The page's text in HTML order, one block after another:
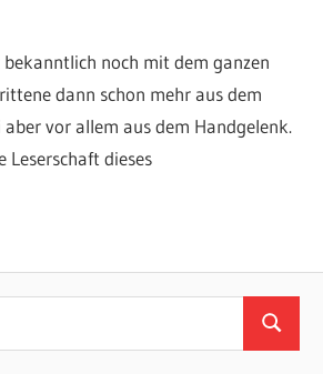
noch mit dem ganzen
dann schon mehr aus dem
vor allem aus dem Handgelenk.
Leserschaft dieses
Suchen